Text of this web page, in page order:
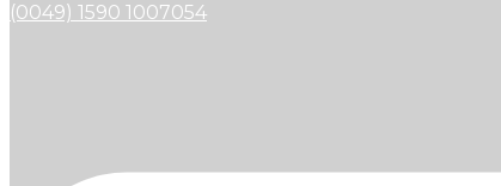
(0049) 1590 1007054